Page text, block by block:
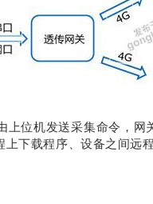
上位机发送采集命令，
下载程序、设备之间远